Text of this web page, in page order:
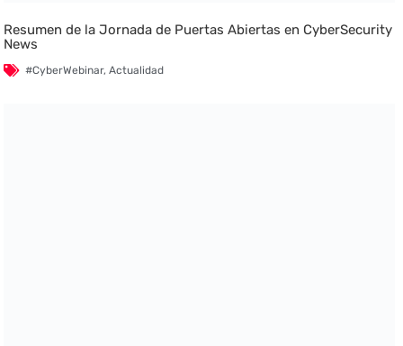
Resumen de la Jornada de Puertas Abiertas en CyberSecurity
News
#CyberWebinar,Actualidad